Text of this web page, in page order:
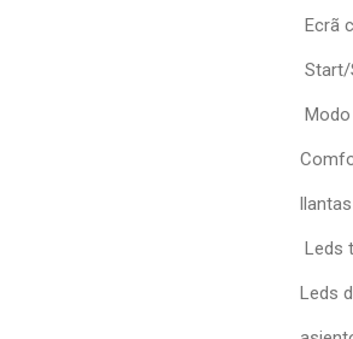
Ecrã
Start/
Modo
llantas
Leds
Leds